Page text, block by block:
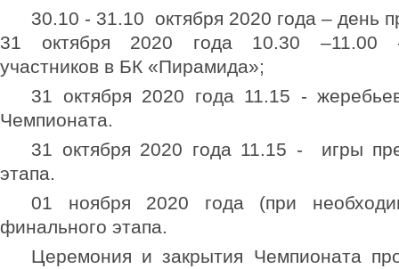
30.10 - 31.10 октября 2020 года – день
31 октября 2020 года 10.30 –11.00 -
участников в БК «Пирамида»;
31 октября 2020 года 11.15 -
Чемпионата.
31 октября 2020 года 11.15 - игры
этапа.
01 ноября 2020 года (при
финального этапа.
Церемония и закрытия Чемпионата